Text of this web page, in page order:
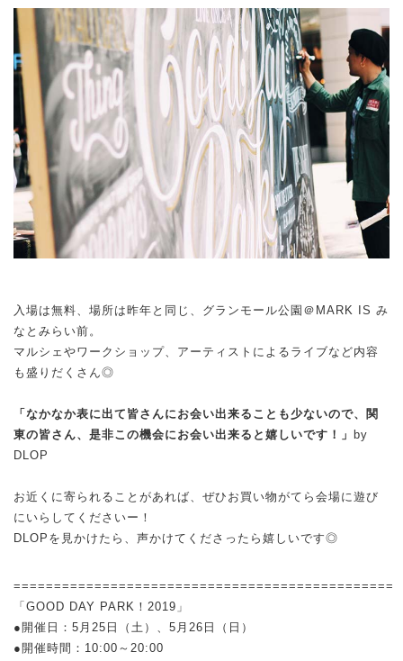
入場は無料、場所は昨年と同じ、グランモール公園＠MARK IS み
なとみらい前。
マルシェやワークショップ、アーティストによるライブなど内容
も盛りだくさん◎
「なかなか表に出て皆さんにお会い出来ることも少ないので、関
東の皆さん、是非この機会にお会い出来ると嬉しいです！」
by
DLOP
お近くに寄られることがあれば、ぜひお買い物がてら会場に遊び
にいらしてくださいー！
DLOPを見かけたら、声かけてくださったら嬉しいです◎
===============================================
「GOOD DAY PARK！2019」
●開催日：5月25日（土）、5月26日（日）
●開催時間：10:00～20:00